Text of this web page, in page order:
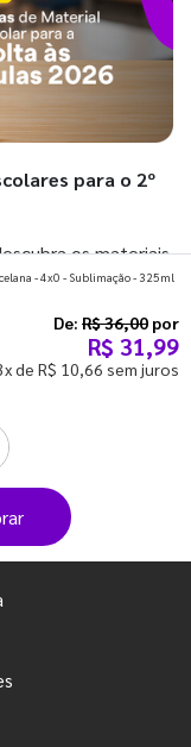
para o 2º
os materiais
o segundo
- 4x0 - Sublimação - 325ml
De: R$ 36,00 por
R$ 31,99
de R$ 10,66 sem juros